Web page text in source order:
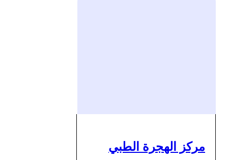
مركز الهجرة الطبي